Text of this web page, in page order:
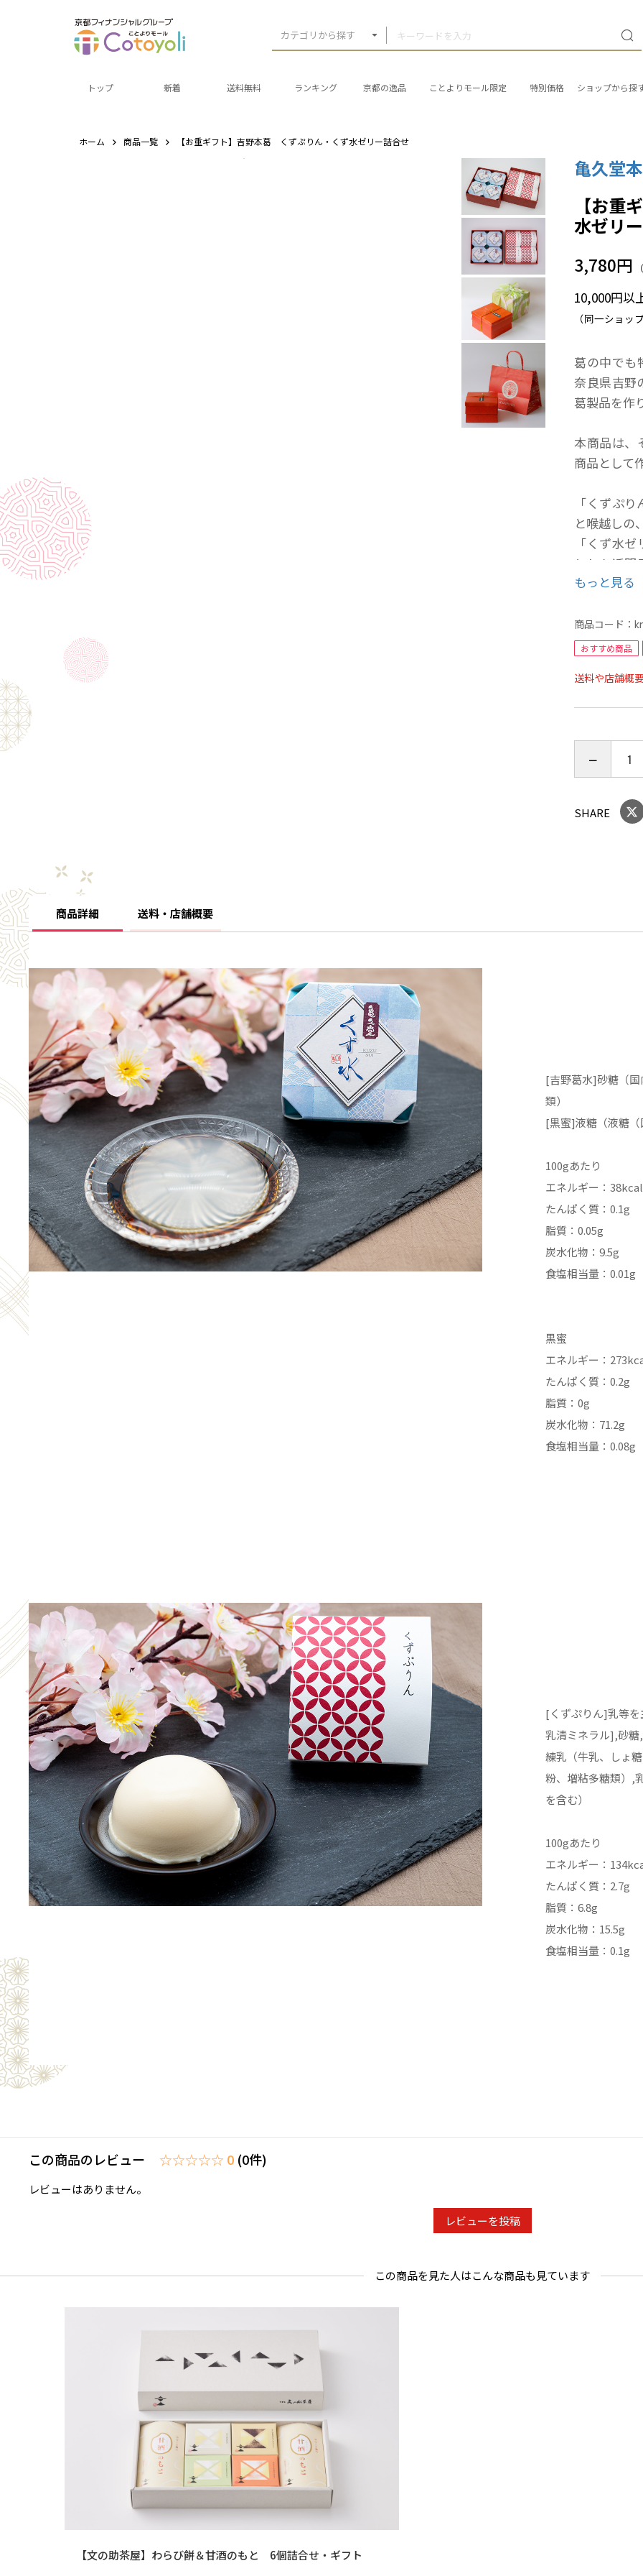
カテゴリから探す
トップ 新着 送料無料 ランキング 京都の逸品 ことよりモール限定 特別価格 ショップから探
ホーム 商品一覧 【お重ギフト】吉野本葛 くずぷりん・くず水ゼリー詰合せ
亀久堂
【お
水ゼリ
3,780円
10,000円以
（同一ショ
葛の中でも
奈良県吉野
葛製品を作
本商品は、
商品として
「くずぷ
と喉越しの
「くず水
とした透
り、同封の
どちらも、
【内容量】
吉野葛水（
【原材料】
く,乳清ミ
加糖練乳
【贈答対応
可
ください。
もっと見る
商品コード：
おすすめ商品
送料や店舗概
SHARE
商品詳細 送料・店舗概要
[吉野葛水]砂糖（
類）
[黒蜜]液糖（液糖
100gあたり
エネルギー：38kcal
たんぱく質：0.1g
脂質：0.05g
炭水化物：9.5g
食塩相当量：0.01g
黒蜜
エネルギー：
たんぱく質：0.2g
脂質：0g
炭水化物：71.2g
食塩相当量：0.08g
[くずぷりん]乳等
乳清ミネラル],砂
練乳（牛乳、しょ
粉、増粘多糖類）,
を含む）
100gあたり
エネルギー：
たんぱく質：2.7g
脂質：6.8g
炭水化物：15.5g
食塩相当量：0.1g
この商品のレビュー ☆☆☆☆☆ 0 (0件)
レビューはありません。
レビューを投稿
この商品を見た人はこんな商品も見ています
【文の助茶屋】わらび餅＆甘酒のもと 6個詰合せ・ギフト